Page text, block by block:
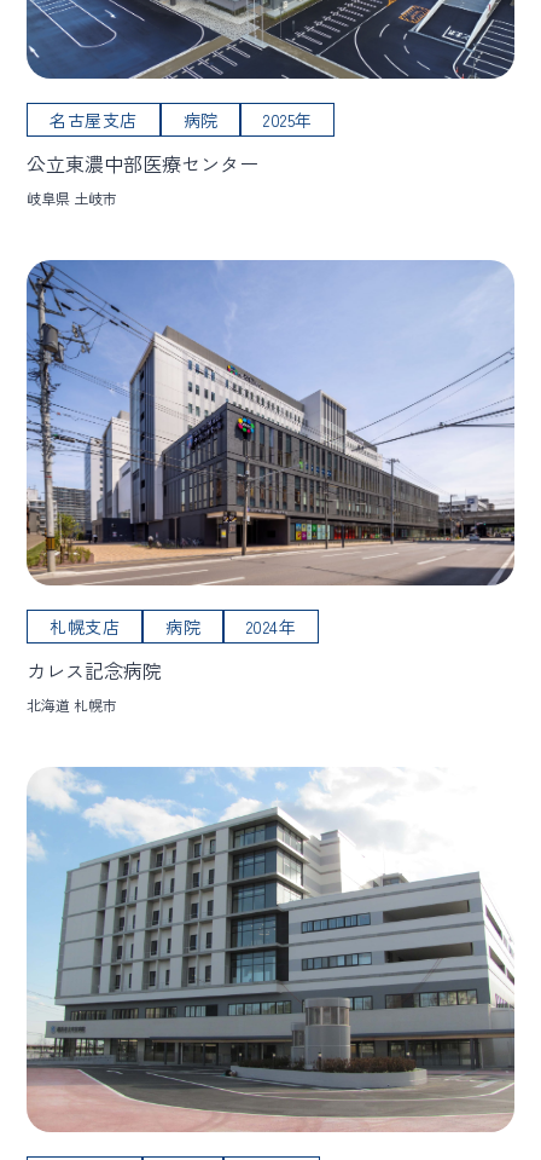
名古屋支店 病院 2025年
公立東濃中部医療センター
岐阜県 土岐市
札幌支店 病院 2024年
カレス記念病院
北海道 札幌市